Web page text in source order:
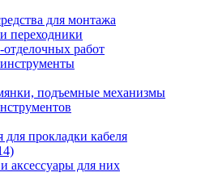
для монтажа
переходники
работ
подъемные механизмы
прокладки кабеля
аксессуары для них